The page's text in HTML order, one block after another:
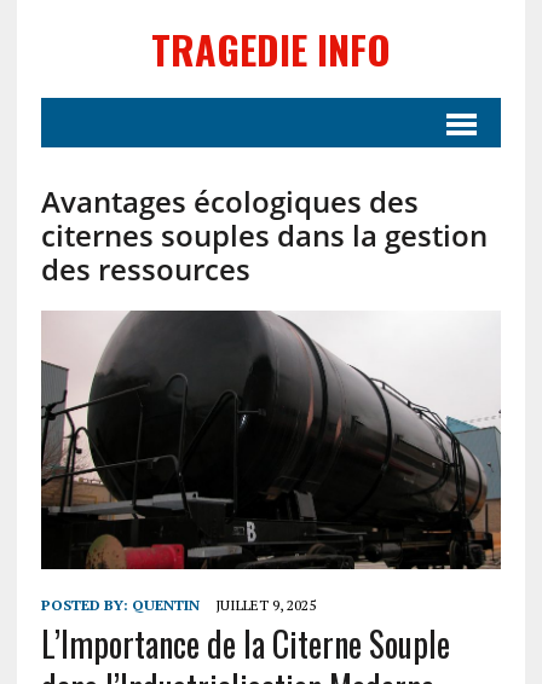
TRAGEDIE INFO
Avantages écologiques des
citernes souples dans la gestion
des ressources
POSTED BY: QUENTIN JUILLET 9, 2025
L’Importance de la Citerne Souple